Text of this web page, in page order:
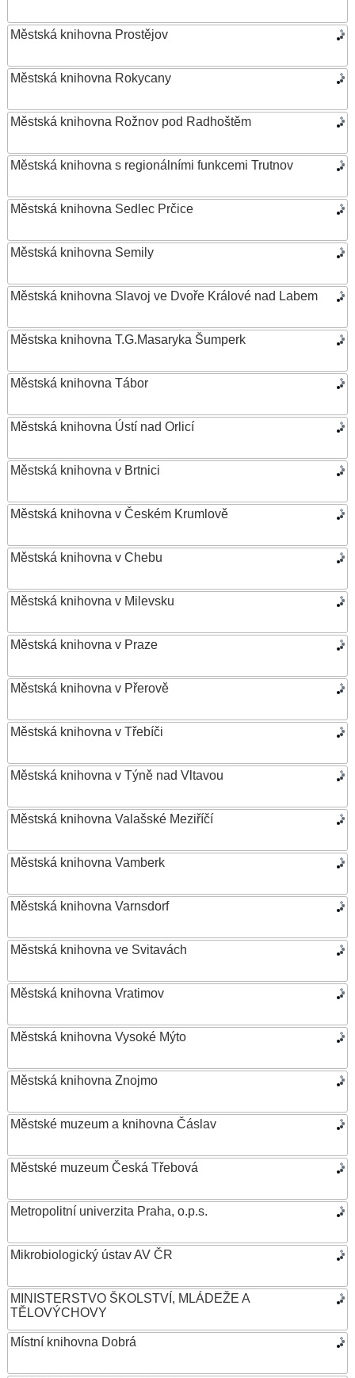
Městská knihovna Prostějov
Městská knihovna Rokycany
Městská knihovna Rožnov pod Radhoštěm
Městská knihovna s regionálními funkcemi Trutnov
Městská knihovna Sedlec Prčice
Městská knihovna Semily
Městská knihovna Slavoj ve Dvoře Králové nad Labem
Městska knihovna T.G.Masaryka Šumperk
Městská knihovna Tábor
Městská knihovna Ústí nad Orlicí
Městská knihovna v Brtnici
Městská knihovna v Českém Krumlově
Městská knihovna v Chebu
Městská knihovna v Milevsku
Městská knihovna v Praze
Městská knihovna v Přerově
Městská knihovna v Třebíči
Městská knihovna v Týně nad Vltavou
Městská knihovna Valašské Meziříčí
Městská knihovna Vamberk
Městská knihovna Varnsdorf
Městská knihovna ve Svitavách
Městská knihovna Vratimov
Městská knihovna Vysoké Mýto
Městská knihovna Znojmo
Městské muzeum a knihovna Čáslav
Městské muzeum Česká Třebová
Metropolitní univerzita Praha, o.p.s.
Mikrobiologický ústav AV ČR
MINISTERSTVO ŠKOLSTVÍ, MLÁDEŽE A
TĚLOVÝCHOVY
Místní knihovna Dobrá